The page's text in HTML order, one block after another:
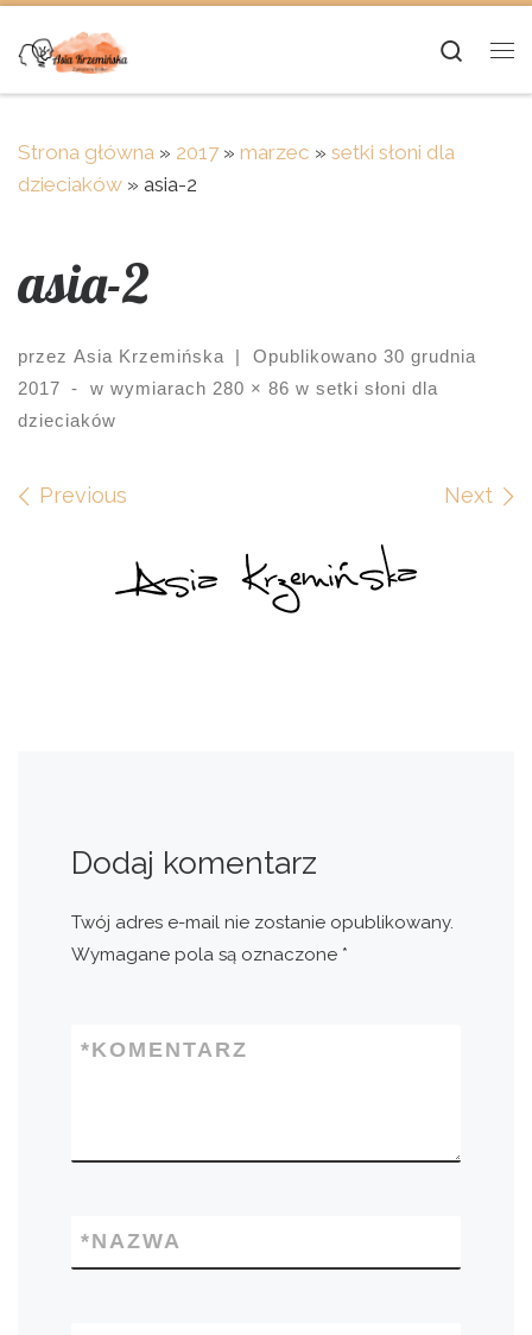
Skip to content
Strona główna » 2017 » marzec » setki słoni dla
dzieciaków » asia-2
asia-2
przez Asia Krzemińska | Opublikowano 30 grudnia
2017
- w wymiarach 280 × 86 w setki słoni dla
dzieciaków
Images navigation
Previous Next
Dodaj komentarz
Twój adres e-mail nie zostanie opublikowany.
Wymagane pola są oznaczone *
KOMENTARZ
*
NAZWA
*